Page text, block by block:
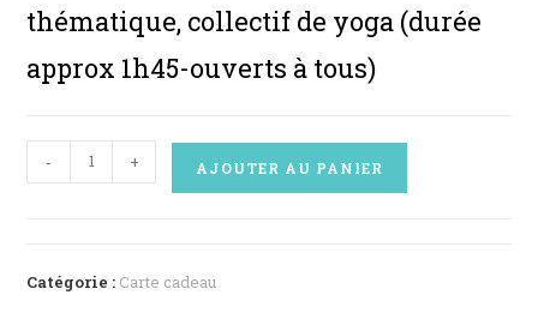
thématique, collectif de yoga (durée
approx 1h45-ouverts à tous)
- + AJOUTER AU PANIER
Catégorie : Carte cadeau